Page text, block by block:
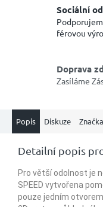
Sociální
férovou
Doprava
Zasíláme
Popis Diskuze Značka
Detailní popis
Pro větší odolnost je
SPEED vytvořena
pouze jedním